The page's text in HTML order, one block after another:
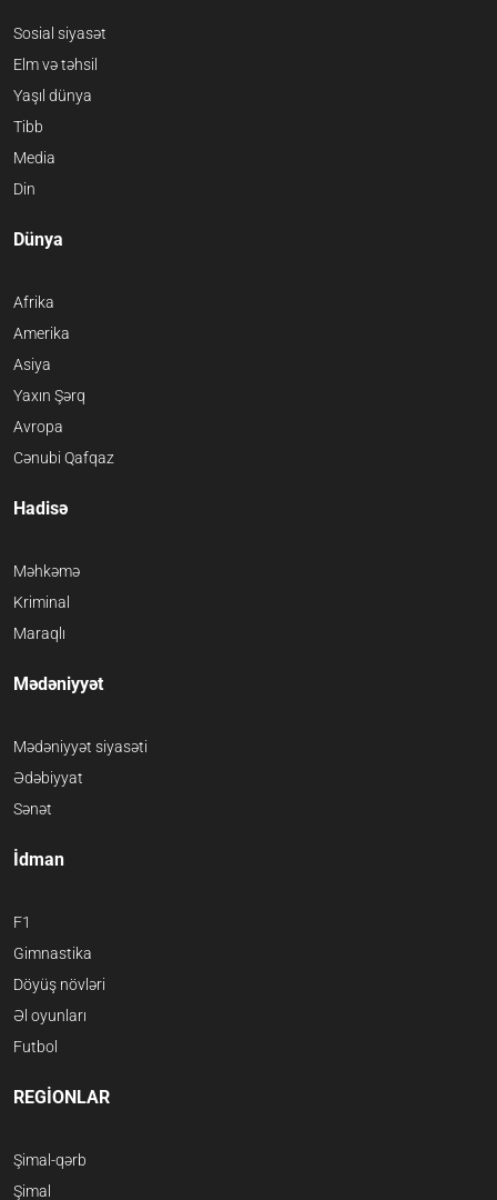
Sosial siyasət
Elm və təhsil
Yaşıl dünya
Tibb
Media
Din
Dünya
Afrika
Amerika
Asiya
Yaxın Şərq
Avropa
Cənubi Qafqaz
Hadisə
Məhkəmə
Kriminal
Maraqlı
Mədəniyyət
Mədəniyyət siyasəti
Ədəbiyyat
Sənət
İdman
F1
Gimnastika
Döyüş növləri
Əl oyunları
Futbol
REGİONLAR
Şimal-qərb
Şimal